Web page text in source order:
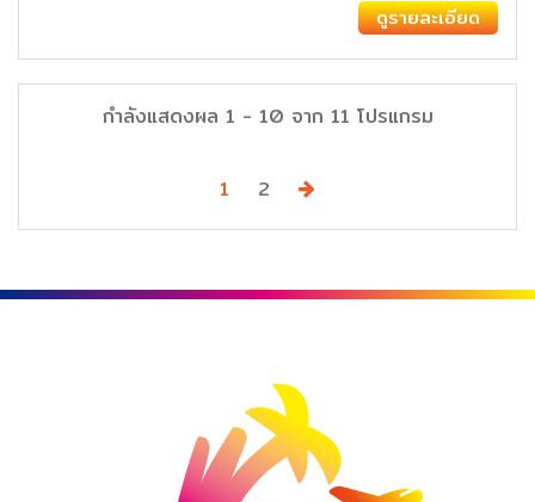
ดูรายละเอียด
กำลังแสดงผล 1 - 10 จาก 11 โปรแกรม
1 2